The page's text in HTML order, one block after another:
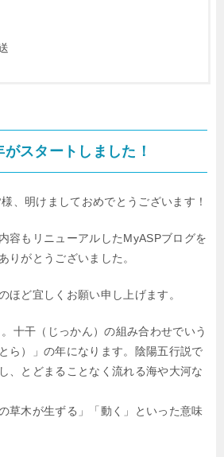
スタートしました！
、明けましておめでとうございます！
容もリニューアルしたMyASPブログを
りがとうございました。
ほど宜しくお願い申し上げます。
十干（じっかん）の組み合わせでいう
ら）」の年になります。 陰陽五行説で
、とどまることなく流れる海や大河な
草木が生ずる」「動く」といった意味